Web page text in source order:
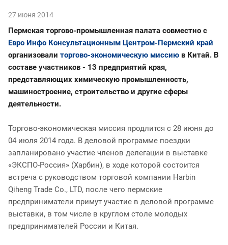
27 июня 2014
Пермская торгово-промышленная палата совместно с
Евро Инфо Консультационным Центром-Пермский край
организовали торгово-экономическую миссию в Китай. В
составе участников - 13 предприятий края,
представляющих химическую промышленность,
машиностроение, строительство и другие сферы
деятельности.
Торгово-экономическая миссия продлится с 28 июня до
04 июля 2014 года. В деловой программе поездки
запланировано участие членов делегации в выставке
«ЭКСПО-Россия» (Харбин), в ходе которой состоится
встреча с руководством торговой компании Harbin
Qiheng Trade Co., LTD, после чего пермские
предприниматели примут участие в деловой программе
выставки, в том числе в круглом столе молодых
предпринимателей России и Китая.